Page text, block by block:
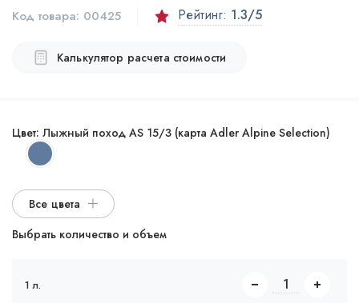
Код товара: 00425 Рейтинг: 1.3/5
Калькулятор расчета стоимости
Цвет: Лыжный поход AS 15/3 (карта Adler Alpine Selection)
Все цвета
Выбрать количество и объем
1 л.